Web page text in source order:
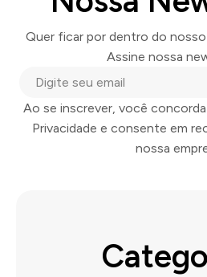
Quer ficar por dentro do
Assine nossa
Ao se inscrever, você
Privacidade e consente em
nossa